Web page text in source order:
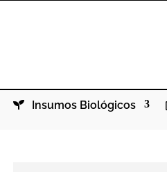
Insumos Biológicos